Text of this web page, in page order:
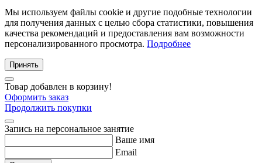
Мы используем файлы cookie и другие подобные технологии
для получения данных с целью сбора статистики, повышения
качества рекомендаций и предоставления вам возможности
персонализированного просмотра. Подробнее
Принять
Товар добавлен в корзину!
Оформить заказ
Продолжить покупки
Запись на персональное занятие
Ваше имя
Email